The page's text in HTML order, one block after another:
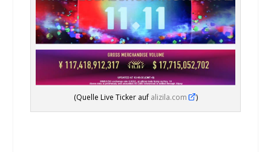
(Quelle Live Ticker auf alizila.com )